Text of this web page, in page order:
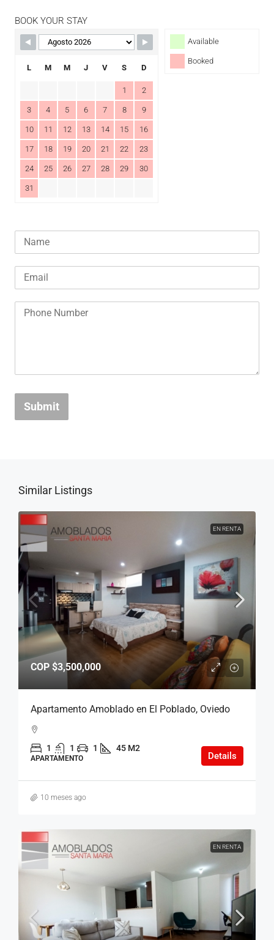
BOOK YOUR STAY
Available
Booked
L M M J V S D
1 2
3 4 5 6 7 8 9
10 11 12 13 14 15 16
17 18 19 20 21 22 23
24 25 26 27 28 29 30
31
Submit
Similar Listings
EN RENTA
COP $3,500,000
Apartamento Amoblado en El Poblado, Oviedo
1 1 1 45 M2
APARTAMENTO Details
10 meses ago
EN RENTA